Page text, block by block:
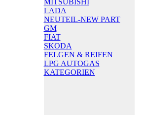
MITSUBISHI
LADA
NEUTEIL-NEW PART
GM
FIAT
SKODA
FELGEN & REIFEN
LPG AUTOGAS
KATEGORIEN